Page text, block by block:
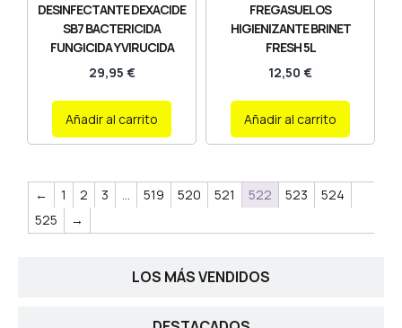
LOS MÁS VENDIDOS
DESINFECTANTE DEXACIDE
SB7 BACTERICIDA
FUNGICIDA Y VIRUCIDA
29,95 €
Añadir al carrito
FREGASUELOS
HIGIENIZANTE BRINET
FRESH 5L
12,50 €
Añadir al carrito
← 1 2 3 … 519 520 521 522 523
524
525
→